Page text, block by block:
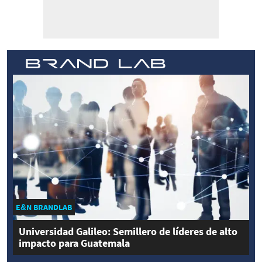
E&N BRANDLAB
Universidad Galileo: Semillero de líderes de alto
impacto para Guatemala